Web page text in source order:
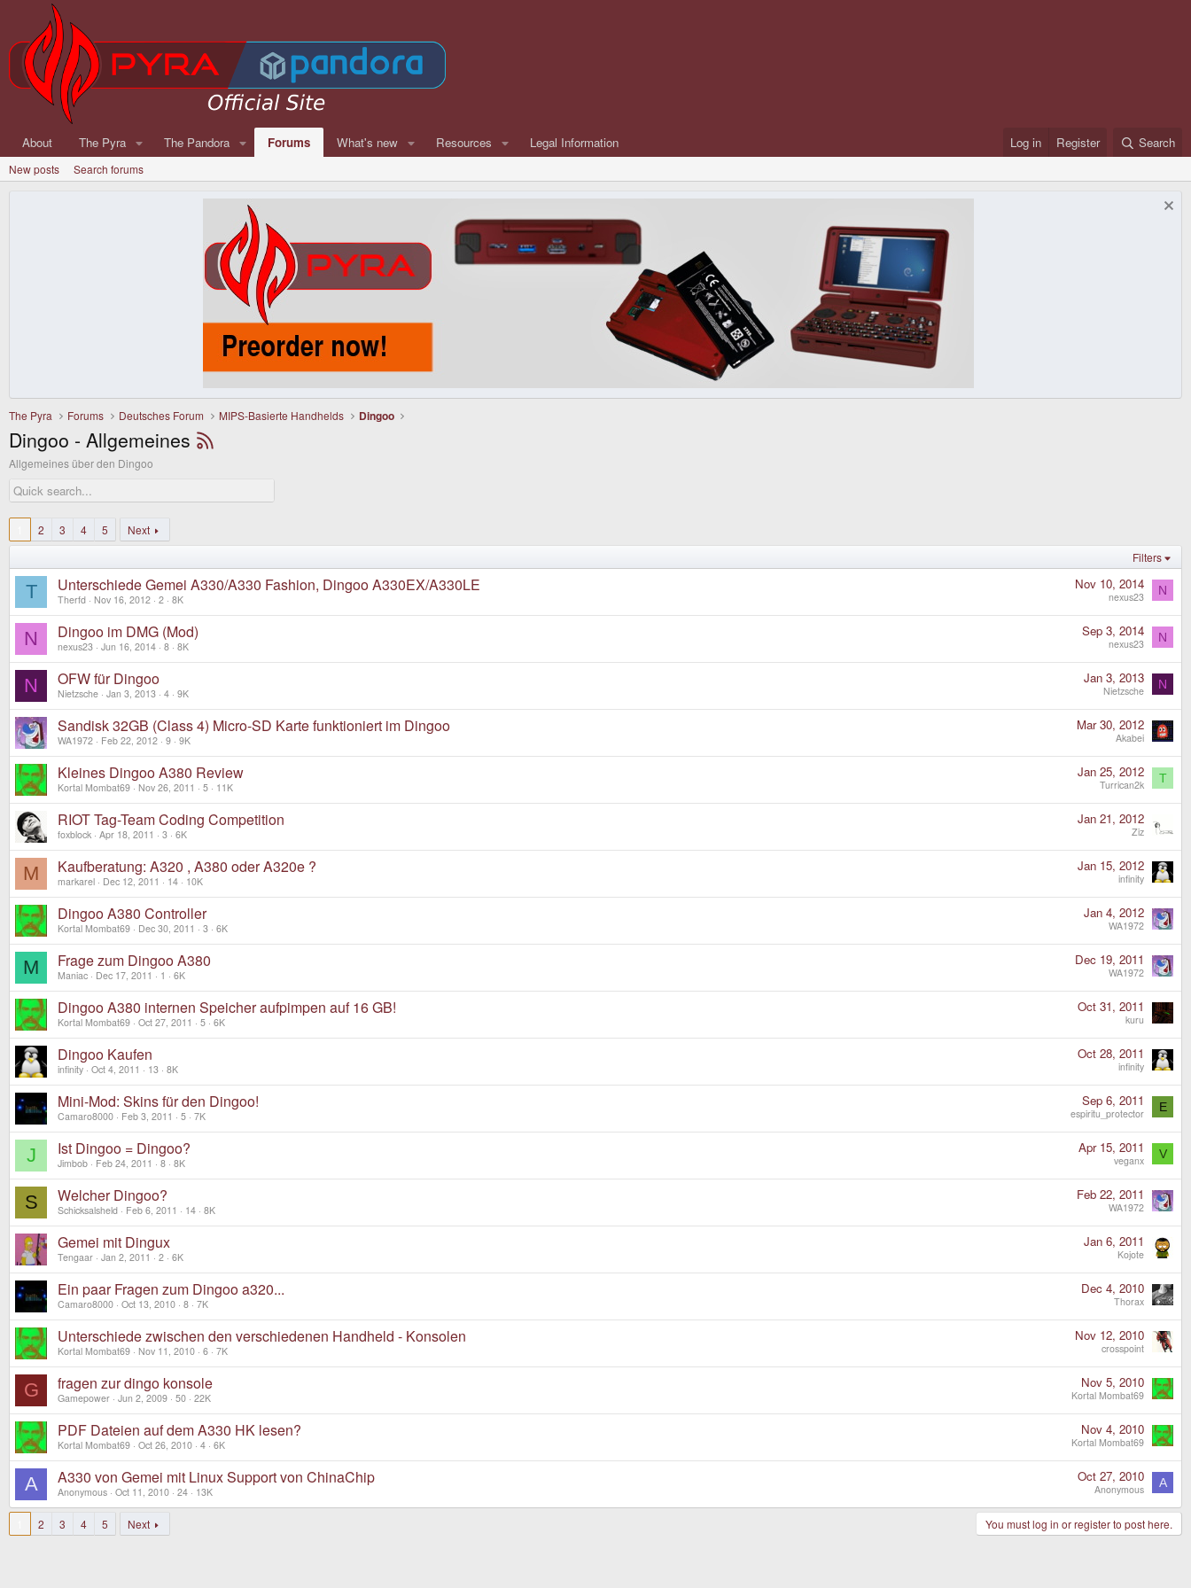
About The Pyra The Pandora Forums What's new Resources Legal Information Log in Register Search
New posts Search forums
The Pyra Forums Deutsches Forum MIPS-Basierte Handhelds Dingoo
Dingoo - Allgemeines
Allgemeines über den Dingoo
2 3 4 5
Next
Filters
T Unterschiede Gemei A330/A330 Fashion, Dingoo A330EX/A330LE
Therfd Nov 16, 2012 2 8K
Nov 10, 2014
nexus23 N
N Dingoo im DMG (Mod)
nexus23 Jun 16, 2014 8 8K
Sep 3, 2014
nexus23 N
N OFW für Dingoo
Nietzsche Jan 3, 2013 4 9K
Jan 3, 2013
Nietzsche N
Sandisk 32GB (Class 4) Micro-SD Karte funktioniert im Dingoo
WA1972 Feb 22, 2012 9 9K
Mar 30, 2012
Akabei
Kleines Dingoo A380 Review
Kortal Mombat69 Nov 26, 2011 5 11K
Jan 25, 2012
Turrican2k T
RIOT Tag-Team Coding Competition
foxblock Apr 18, 2011 3 6K
Jan 21, 2012
Ziz
M Kaufberatung: A320 , A380 oder A320e ?
markarel Dec 12, 2011 14 10K
Jan 15, 2012
infinity
Dingoo A380 Controller
Kortal Mombat69 Dec 30, 2011 3 6K
Jan 4, 2012
WA1972
M Frage zum Dingoo A380
Maniac Dec 17, 2011 1 6K
Dec 19, 2011
WA1972
Dingoo A380 internen Speicher aufpimpen auf 16 GB!
Kortal Mombat69 Oct 27, 2011 5 6K
Oct 31, 2011
kuru
Dingoo Kaufen
infinity Oct 4, 2011 13 8K
Oct 28, 2011
infinity
Mini-Mod: Skins für den Dingoo!
Camaro8000 Feb 3, 2011 5 7K
Sep 6, 2011
espiritu_protector E
J Ist Dingoo = Dingoo?
Jimbob Feb 24, 2011 8 8K
Apr 15, 2011
veganx V
S Welcher Dingoo?
Schicksalsheld Feb 6, 2011 14 8K
Feb 22, 2011
WA1972
Gemei mit Dingux
Tengaar Jan 2, 2011 2 6K
Jan 6, 2011
Kojote
Ein paar Fragen zum Dingoo a320...
Camaro8000 Oct 13, 2010 8 7K
Dec 4, 2010
Thorax
Unterschiede zwischen den verschiedenen Handheld - Konsolen
Kortal Mombat69 Nov 11, 2010 6 7K
Nov 12, 2010
crosspoint
G fragen zur dingo konsole
Gamepower Jun 2, 2009 50 22K
Nov 5, 2010
Kortal Mombat69
PDF Dateien auf dem A330 HK lesen?
Kortal Mombat69 Oct 26, 2010 4 6K
Nov 4, 2010
Kortal Mombat69
A A330 von Gemei mit Linux Support von ChinaChip
Anonymous Oct 11, 2010 24 13K
Oct 27, 2010
Anonymous A
2 3 4 5 Next You must log in or register to post here.